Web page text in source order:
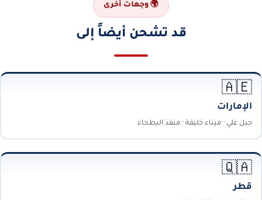
🌍 وجهات أخرى
قد تشحن أيضاً إلى
🇦🇪
الإمارات
جبل علي · ميناء خليفة · منفذ البطحاء
🇶🇦
قطر